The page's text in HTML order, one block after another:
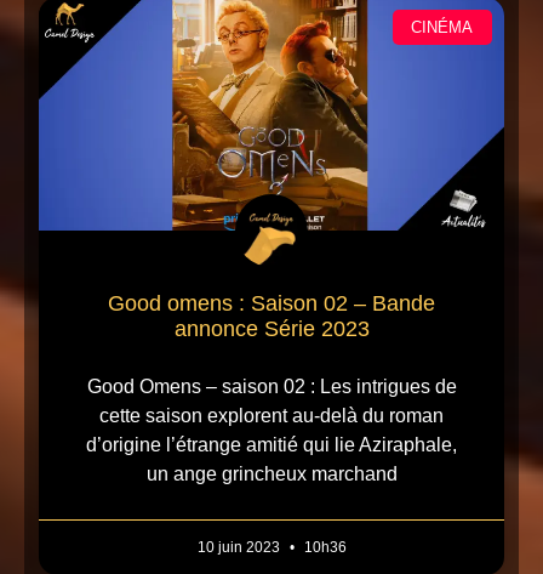
CINÉMA
Good omens : Saison 02 – Bande
annonce Série 2023
Good Omens – saison 02 : Les intrigues de
cette saison explorent au-delà du roman
d’origine l’étrange amitié qui lie Aziraphale,
un ange grincheux marchand
10 juin 2023 10h36